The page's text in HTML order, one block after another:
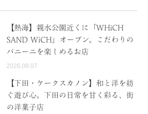
【熱海】親水公園近くに「WHiCH
SAND WiCH」オープン。こだわりの
パニーニを楽しめるお店
2026.08.07
【下田・ケークスカノン】和と洋を紡
ぐ遊び心。下田の日常を甘く彩る、街
の洋菓子店